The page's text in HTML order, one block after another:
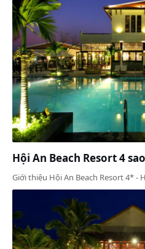
Hội An Beach Resort 4
Giới thiệu Hội An Beach Resort 4* -